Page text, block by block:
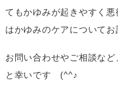
てもかゆみが起きや
はかゆみのケアについてお
お問い合わせやご相談な
と幸いです (^^♪